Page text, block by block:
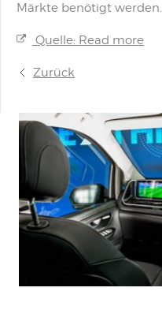
Märkte benötigt werden.
Quelle: Read more
Zurück